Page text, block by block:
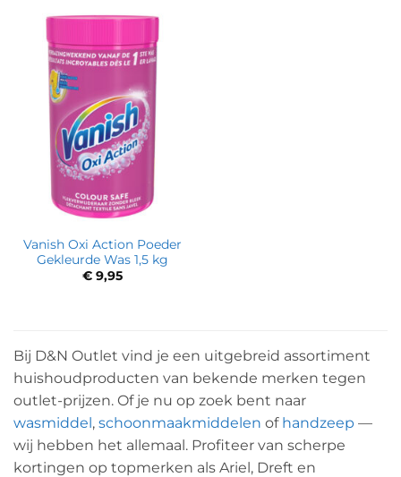
Vanish Oxi Action Poeder
Gekleurde Was 1,5 kg
€ 9,95
Bij D&N Outlet vind je een uitgebreid assortiment
huishoudproducten van bekende merken tegen
outlet-prijzen. Of je nu op zoek bent naar
wasmiddel, schoonmaakmiddelen of handzeep —
wij hebben het allemaal. Profiteer van scherpe
kortingen op topmerken als Ariel, Dreft en